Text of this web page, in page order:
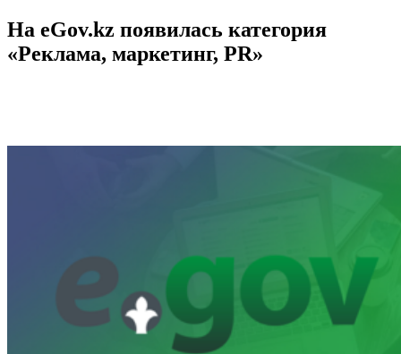
На eGov.kz появилась категория
«Реклама, маркетинг, PR»